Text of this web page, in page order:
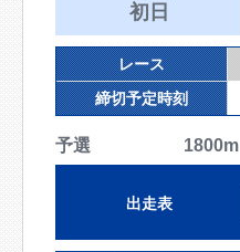
初日
レース
締切予定時刻
予選 1800m
出走表